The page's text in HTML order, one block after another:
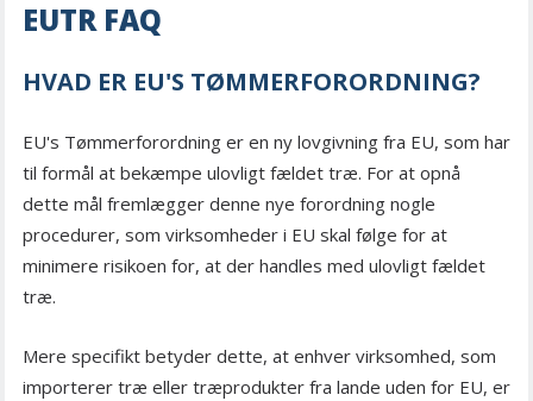
EUTR FAQ
HVAD ER EU'S TØMMERFORORDNING?
EU's Tømmerforordning er en ny lovgivning fra EU, som har
til formål at bekæmpe ulovligt fældet træ. For at opnå
dette mål fremlægger denne nye forordning nogle
procedurer, som virksomheder i EU skal følge for at
minimere risikoen for, at der handles med ulovligt fældet
træ.
Mere specifikt betyder dette, at enhver virksomhed, som
importerer træ eller træprodukter fra lande uden for EU, er